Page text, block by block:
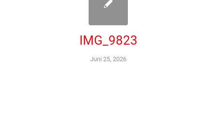
IMG_9823
Juni 25, 2026